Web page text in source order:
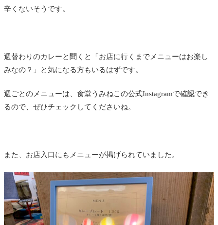
辛くないそうです。
週替わりのカレーと聞くと「お店に行くまでメニューはお楽し
みなの？」と気になる方もいるはずです。
週ごとのメニューは、食堂うみねこの公式Instagramで確認でき
るので、ぜひチェックしてくださいね。
また、お店入口にもメニューが掲げられていました。